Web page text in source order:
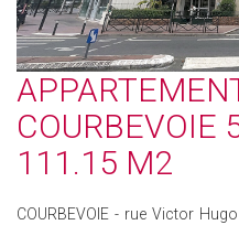
COURBEVOIE
111.15 M2
COURBEVOIE - rue Victor